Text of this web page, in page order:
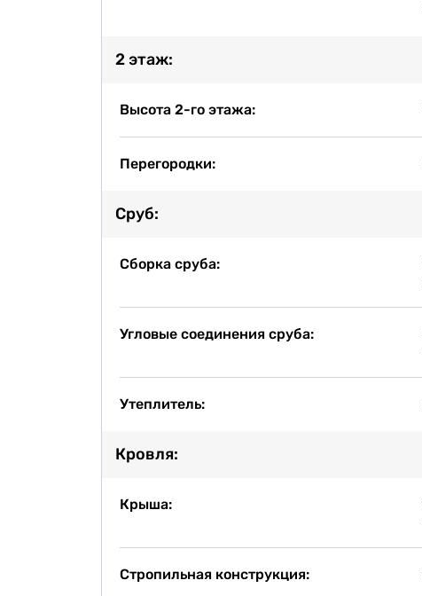
2 этаж:
Высота 2-го этажа:
Перегородки:
Сруб:
Сборка сруба:
Угловые соединения сруба:
Утеплитель:
Кровля:
Крыша:
Стропильная конструкция: